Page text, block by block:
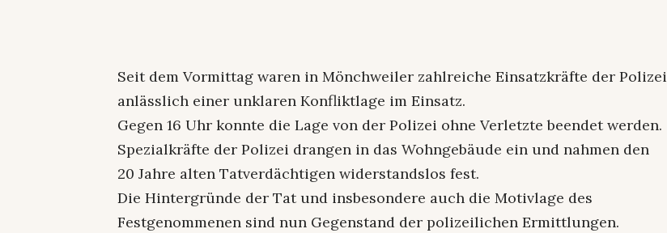
Seit dem Vormittag waren in Mönchweiler zahlreiche Einsatzkräfte der Polizei
anlässlich einer unklaren Konfliktlage im Einsatz.
Gegen 16 Uhr konnte die Lage von der Polizei ohne Verletzte beendet werden.
Spezialkräfte der Polizei drangen in das Wohngebäude ein und nahmen den
20 Jahre alten Tatverdächtigen widerstandslos fest.
Die Hintergründe der Tat und insbesondere auch die Motivlage des
Festgenommenen sind nun Gegenstand der polizeilichen Ermittlungen.